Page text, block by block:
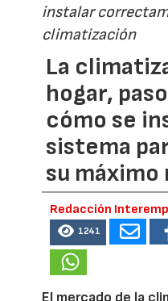
instalar
climatización
La
hogar,
cómo se
sistema
su
Redacción
1241
El mercado de la